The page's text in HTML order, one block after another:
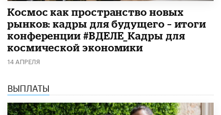
Космос как пространство новых
рынков: кадры для будущего – итоги
конференции #ВДЕЛЕ_Кадры для
космической экономики
14 АПРЕЛЯ
ВЫПЛАТЫ